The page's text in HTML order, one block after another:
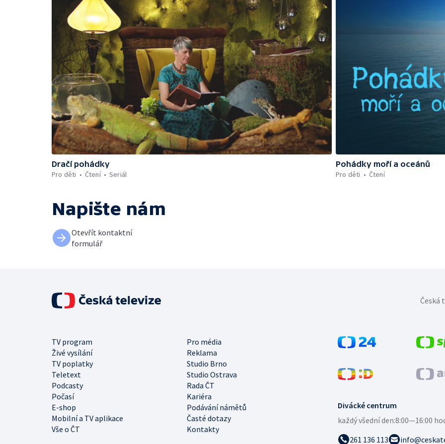
Dračí pohádky
Pro děti
Čtení Seriál
Pohádky moří a oceánů
Pro děti
Čtení
Napište nám
Otevřít kontaktní
formulář
Divácké centrum
každý všední den:8:00—16:00
261 136 113
TV program
Pro média
Živé vysílání
Reklama
TV poplatky
Studio Brno
Teletext
Studio Ostrava
Podcasty
Rada ČT
Počasí
Kariéra
E-shop
Podávání námětů
Mobilní a TV aplikace
Časté dotazy
Vše o ČT
Kontakty
Česká